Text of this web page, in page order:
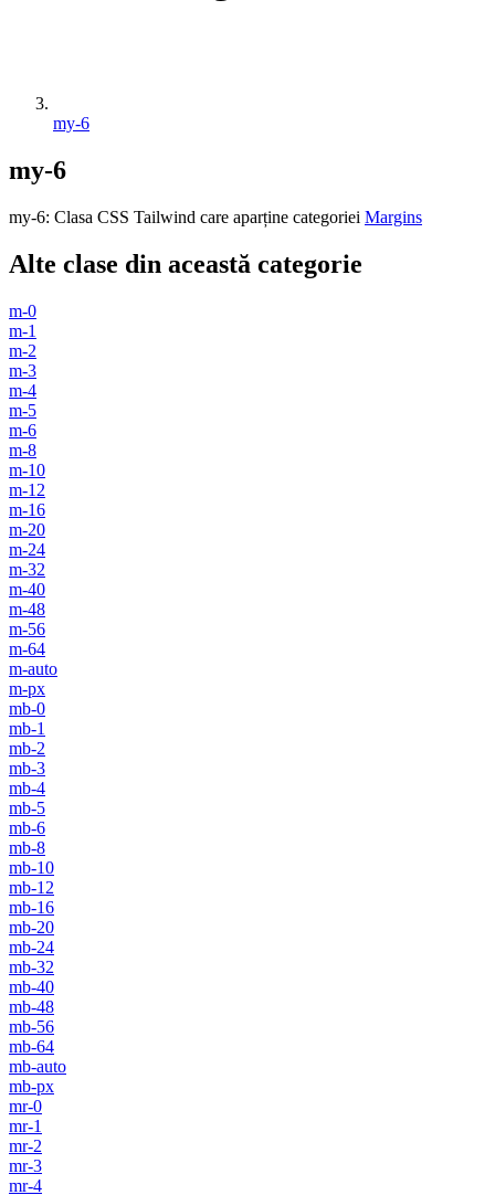
my-6
my-6
my-6: Clasa CSS Tailwind care aparține categoriei Margins
Alte clase din această categorie
m-0
m-1
m-2
m-3
m-4
m-5
m-6
m-8
m-10
m-12
m-16
m-20
m-24
m-32
m-40
m-48
m-56
m-64
m-auto
m-px
mb-0
mb-1
mb-2
mb-3
mb-4
mb-5
mb-6
mb-8
mb-10
mb-12
mb-16
mb-20
mb-24
mb-32
mb-40
mb-48
mb-56
mb-64
mb-auto
mb-px
mr-0
mr-1
mr-2
mr-3
mr-4